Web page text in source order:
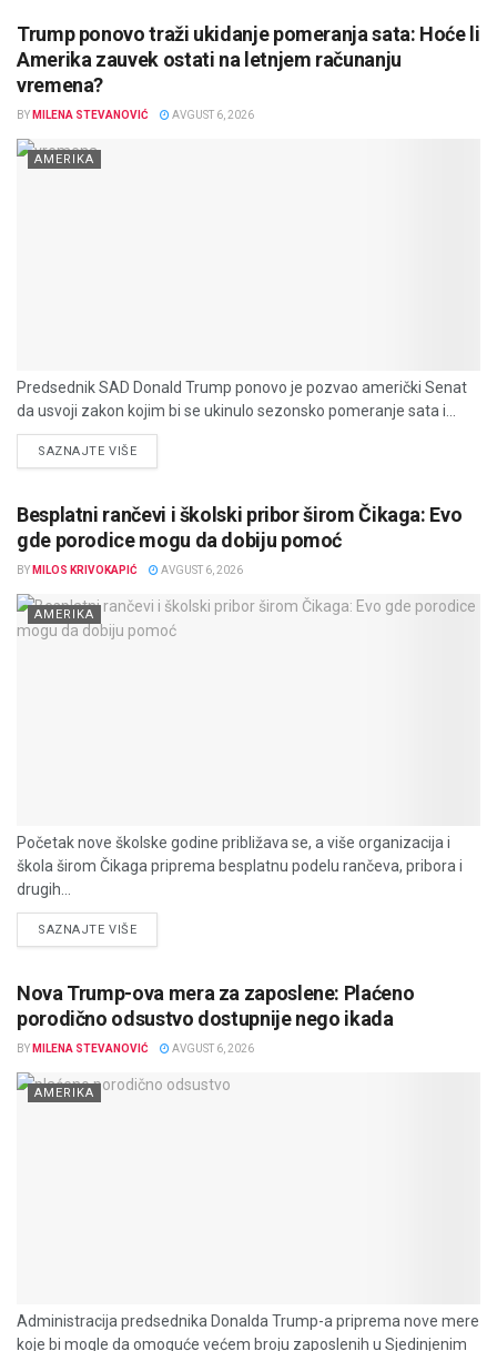
Trump ponovo traži ukidanje pomeranja sata: Hoće li
Amerika zauvek ostati na letnjem računanju
vremena?
BY MILENA STEVANOVIĆ AVGUST 6, 2026
AMERIKA
Predsednik SAD Donald Trump ponovo je pozvao američki Senat
da usvoji zakon kojim bi se ukinulo sezonsko pomeranje sata i...
SAZNAJTE VIŠEDETAILS
Besplatni rančevi i školski pribor širom Čikaga: Evo
gde porodice mogu da dobiju pomoć
BY MILOS KRIVOKAPIĆ AVGUST 6, 2026
AMERIKA
Početak nove školske godine približava se, a više organizacija i
škola širom Čikaga priprema besplatnu podelu rančeva, pribora i
drugih...
SAZNAJTE VIŠEDETAILS
Nova Trump-ova mera za zaposlene: Plaćeno
porodično odsustvo dostupnije nego ikada
BY MILENA STEVANOVIĆ AVGUST 6, 2026
AMERIKA
Administracija predsednika Donalda Trump-a priprema nove mere
koje bi mogle da omoguće većem broju zaposlenih u Sjedinjenim